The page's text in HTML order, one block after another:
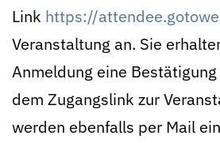
Link https://
Veranstaltung an. Sie
Anmeldung eine
dem Zugangslink zur
werden ebenfalls per Mail